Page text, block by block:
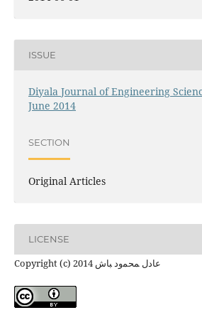
ISSUE
Diyala Journal of Engineering
June 2014
SECTION
Original Articles
LICENSE
Copyright (c) 2014 ﻋﺎدل ﻤﺤﻤود ﺒﺎش